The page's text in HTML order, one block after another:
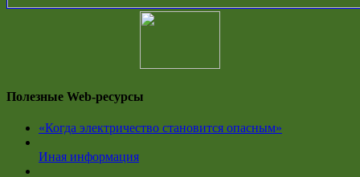
Полезные Web-ресурсы
«Когда электричество становится опасным»
Иная информация